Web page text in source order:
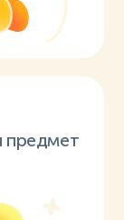
предмет